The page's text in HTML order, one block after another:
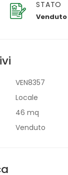
STATO
Venduto
VEN8357
Locale
46 mq
Venduto